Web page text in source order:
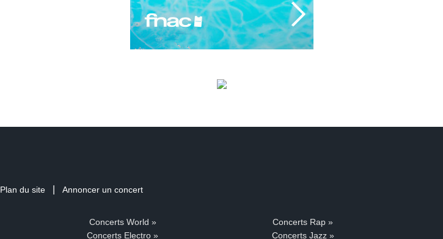
Plan du site Annoncer un concert
Concerts World »
Concerts Electro »
Concerts Rap »
Concerts Jazz »